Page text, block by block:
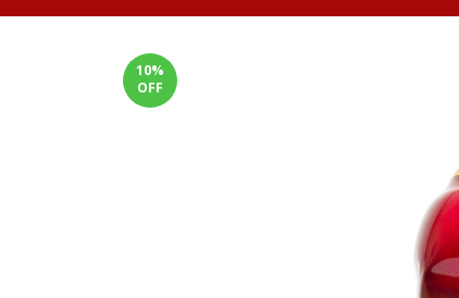
10%
OFF